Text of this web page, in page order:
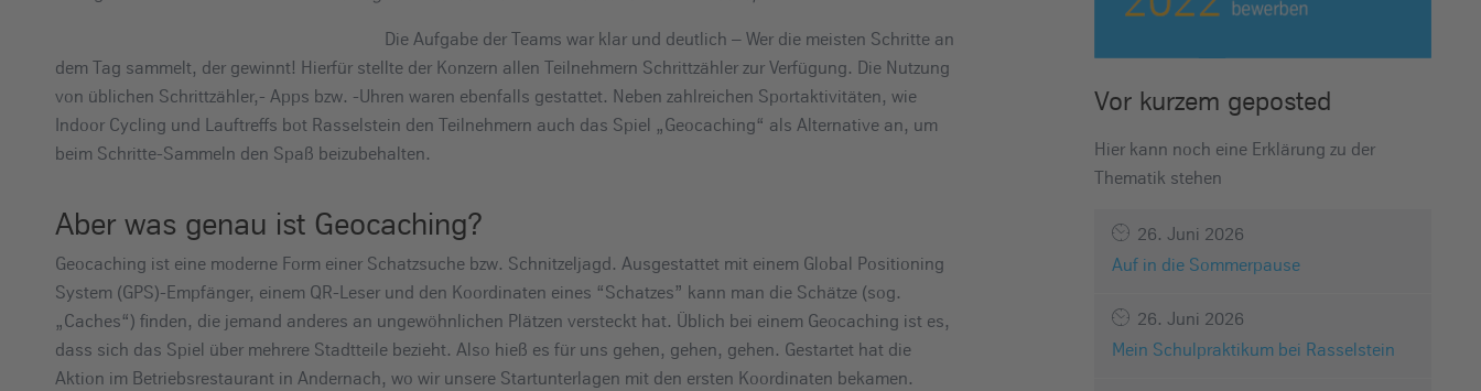
Die Aufgabe der Teams war klar und deutlich – Wer die meisten Schritte an
dem Tag sammelt, der gewinnt! Hierfür stellte der Konzern allen Teilnehmern Schrittzähler zur Verfügung. Die Nutzung
von üblichen Schrittzähler,- Apps bzw. -Uhren waren ebenfalls gestattet. Neben zahlreichen Sportaktivitäten, wie
Indoor Cycling und Lauftreffs bot Rasselstein den Teilnehmern auch das Spiel „Geocaching“ als Alternative an, um
beim Schritte-Sammeln den Spaß beizubehalten.
Aber was genau ist Geocaching?
Geocaching ist eine moderne Form einer Schatzsuche bzw. Schnitzeljagd. Ausgestattet mit einem Global Positioning
System (GPS)-Empfänger, einem QR-Leser und den Koordinaten eines “Schatzes” kann man die Schätze (sog.
„Caches“) finden, die jemand anderes an ungewöhnlichen Plätzen versteckt hat. Üblich bei einem Geocaching ist es,
dass sich das Spiel über mehrere Stadtteile bezieht. Also hieß es für uns gehen, gehen, gehen. Gestartet hat die
Aktion im Betriebsrestaurant in Andernach, wo wir unsere Startunterlagen mit den ersten Koordinaten bekamen.
Vor kurzem geposted
Hier kann noch eine Erklärung zu der
Thematik stehen
26. Juni 2026
Auf in die Sommerpause
26. Juni 2026
Mein Schulpraktikum bei Rasselstein